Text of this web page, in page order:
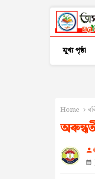
মুখ্য পৃষ্ঠা
Home
person